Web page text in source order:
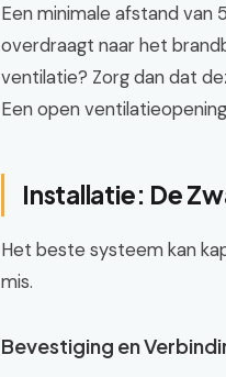
Een minimale afstand
overdraagt naar het
ventilatie? Zorg dan dat
Een open
Installatie: De
Het beste systeem kan
mis.
Bevestiging en